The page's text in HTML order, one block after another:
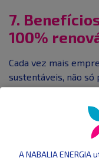
7.
100%
Cada vez mais
sustentáveis, não só
porque os
responsáveis.
origem em fontes
reduzir a pegada
A NABALIA